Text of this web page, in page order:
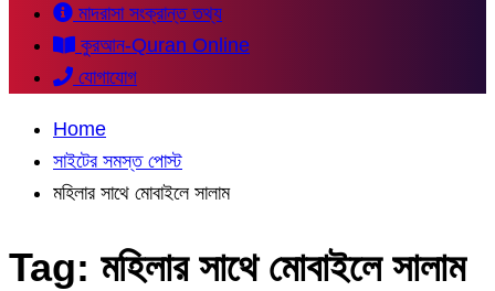
মাদরাসা সংক্রান্ত তথ্য
কুরআন-Quran Online
যোগাযোগ
Home
সাইটের সমস্ত পোস্ট
মহিলার সাথে মোবাইলে সালাম
Tag: মহিলার সাথে মোবাইলে সালাম